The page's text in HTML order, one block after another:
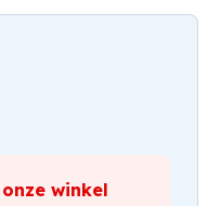
winkel